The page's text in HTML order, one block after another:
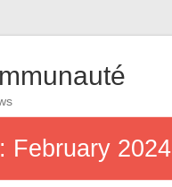
February 2024